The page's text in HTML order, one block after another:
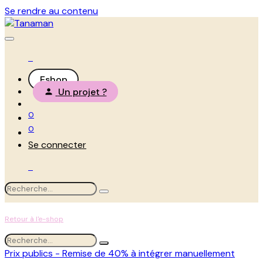
Se rendre au contenu
Eshop
Un projet ?
0
0
Se connecter
Retour à l'e-shop
Prix publics - Remise de 40% à intégrer manuellement